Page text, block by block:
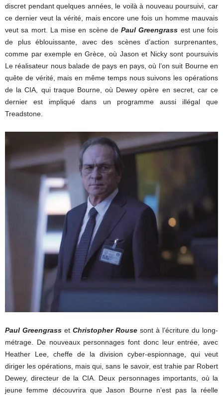
discret pendant quelques années, le voilà à nouveau poursuivi, car
ce dernier veut la vérité, mais encore une fois un homme mauvais
veut sa mort. La mise en scène de Paul Greengrass est une fois
de plus éblouissante, avec des scènes d’action surprenantes,
comme par exemple en Grèce, où Jason et Nicky sont poursuivis
Le réalisateur nous balade de pays en pays, où l’on suit Bourne en
quête de vérité, mais en même temps nous suivons les opérations
de la CIA, qui traque Bourne, où Dewey opère en secret, car ce
dernier est impliqué dans un programme aussi illégal que
Treadstone.
Paul Greengrass et Christopher Rouse sont à l’écriture du long-
métrage. De nouveaux personnages font donc leur entrée, avec
Heather Lee, cheffe de la division cyber-espionnage, qui veut
diriger les opérations, mais qui, sans le savoir, est trahie par Robert
Dewey, directeur de la CIA. Deux personnages importants, où la
jeune femme découvrira que Jason Bourne n’est pas la réelle